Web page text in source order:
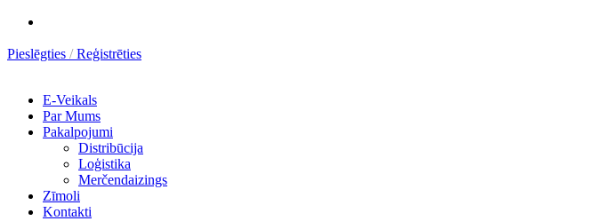
Pieslēgties Reģistrēties
E-Veikals
Par Mums
Pakalpojumi
Distribūcija
Loģistika
Merčendaizings
Zīmoli
Kontakti